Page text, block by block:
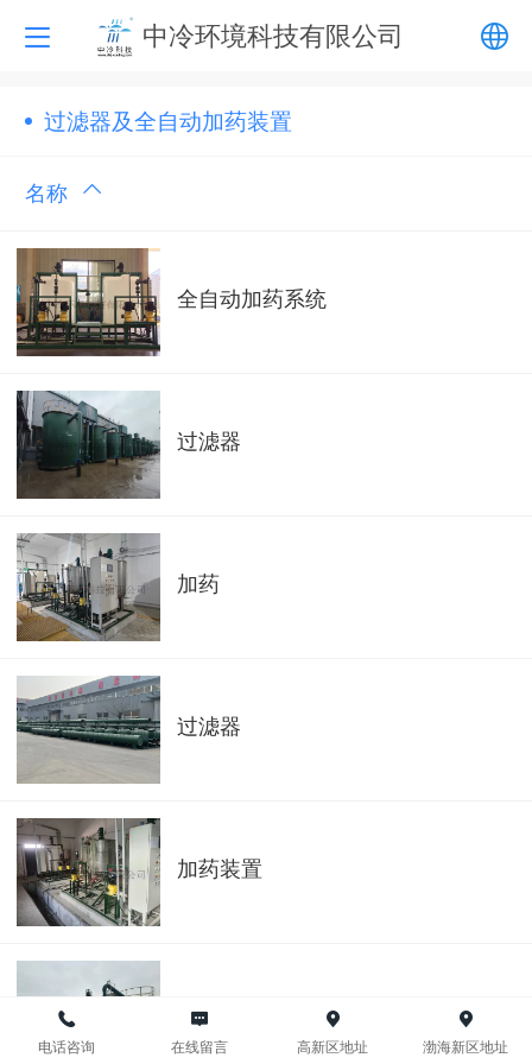
中冷环境科技有限公司
过滤器及全自动加药装置
名称
全自动加药系统
过滤器
加药
过滤器
加药装置
加药装置
电话咨询 在线留言 高新区地址 渤海新区地址